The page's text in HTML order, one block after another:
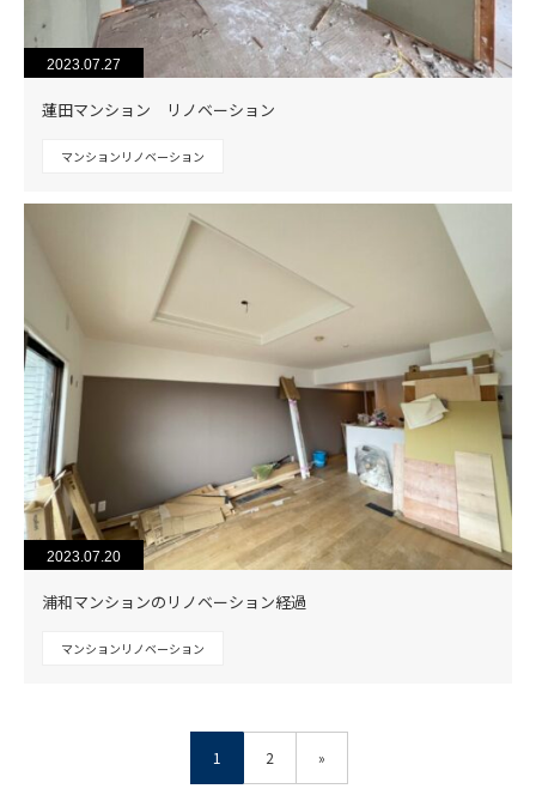
2023.07.27
蓮田マンション リノベーション
マンションリノベーション
2023.07.20
浦和マンションのリノベーション経過
マンションリノベーション
1 2 »